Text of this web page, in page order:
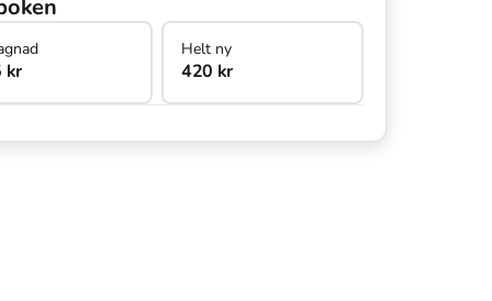
kr
Helt ny
420 kr